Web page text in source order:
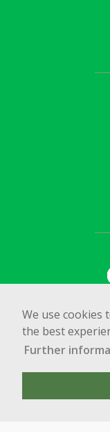
We use cookies
the best
Further